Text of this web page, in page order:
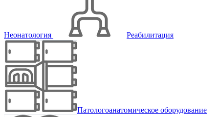
Неонатология Реабилитация
Патологоанатомическое оборудование